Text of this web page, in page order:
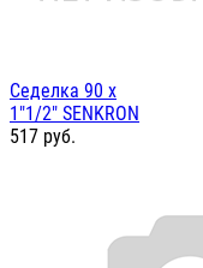
Седелка 90 х
1"1/2" SENKRON
517 руб.